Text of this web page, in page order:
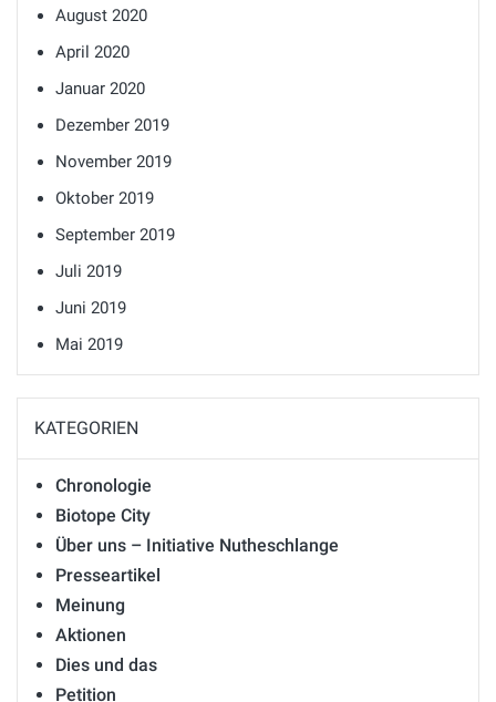
August 2020
April 2020
Januar 2020
Dezember 2019
November 2019
Oktober 2019
September 2019
Juli 2019
Juni 2019
Mai 2019
KATEGORIEN
Chronologie
Biotope City
Über uns – Initiative Nutheschlange
Presseartikel
Meinung
Aktionen
Dies und das
Petition